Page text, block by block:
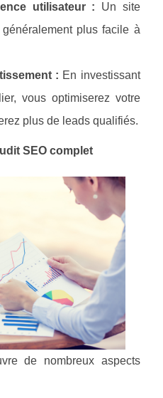
utilisateur : Un site
plus facile à
: En investissant
vous optimiserez votre
plus de leads qualifiés.
SEO complet
de nombreux aspects